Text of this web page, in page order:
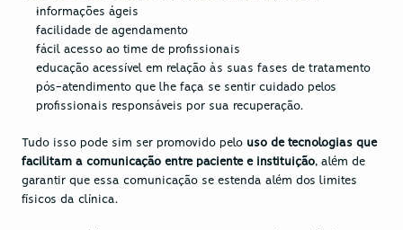
informações ágeis
facilidade de agendamento
fácil acesso ao time de profissionais
educação acessível em relação às suas fases de tratamento
pós-atendimento que lhe faça se sentir cuidado pelos
profissionais responsáveis por sua recuperação.
Tudo isso pode sim ser promovido pelo uso de tecnologias que
facilitam a comunicação entre paciente e instituição, além de
garantir que essa comunicação se estenda além dos limites
físicos da clínica.